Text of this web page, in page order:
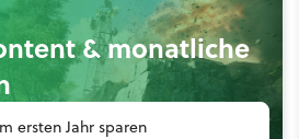
& monatliche
ersten Jahr sparen